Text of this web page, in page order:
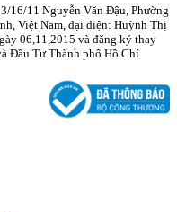
16/11 Nguyễn Văn Đậu, Phường
Việt Nam, đại diện: Huỳnh Thị
06,11,2015 và đăng ký thay
Đầu Tư Thành phố Hồ Chí